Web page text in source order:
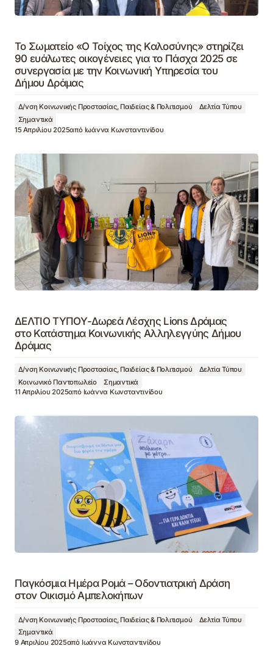
Το Σωματείο «Ο Τοίχος της Καλοσύνης» στηρίζει
90 ευάλωτες οικογένειες για το Πάσχα 2025 σε
συνεργασία με την Κοινωνική Υπηρεσία του
Δήμου Δράμας
Δ/νση Κοινωνικής Προστασίας, Παιδείας & Πολιτισμού
Δελτία Τύπου
Σημαντικά
15 Απριλίου 2025από Ιωάννα Κωνσταντινίδου
ΔΕΛΤΙΟ ΤΥΠΟΥ-Δωρεά Λέσχης Lions Δράμας
στο Κατάστημα Κοινωνικής Αλληλεγγύης Δήμου
Δράμας
Δ/νση Κοινωνικής Προστασίας, Παιδείας & Πολιτισμού
Δελτία Τύπου
Κοινωνικό Παντοπωλείο
Σημαντικά
11 Απριλίου 2025από Ιωάννα Κωνσταντινίδου
Παγκόσμια Ημέρα Ρομά – Οδοντιατρική Δράση
στον Οικισμό Αμπελοκήπων
Δ/νση Κοινωνικής Προστασίας, Παιδείας & Πολιτισμού
Δελτία Τύπου
Σημαντικά
9 Απριλίου 2025από Ιωάννα Κωνσταντινίδου